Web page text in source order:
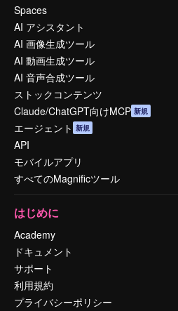
Spaces
AI アシスタント
AI 画像生成ツール
AI 動画生成ツール
AI 音声合成ツール
ストックコンテンツ
Claude/ChatGPT向けMCP 新規
エージェント 新規
API
モバイルアプリ
すべてのMagnificツール
はじめに
Academy
ドキュメント
サポート
利用規約
プライバシーポリシー